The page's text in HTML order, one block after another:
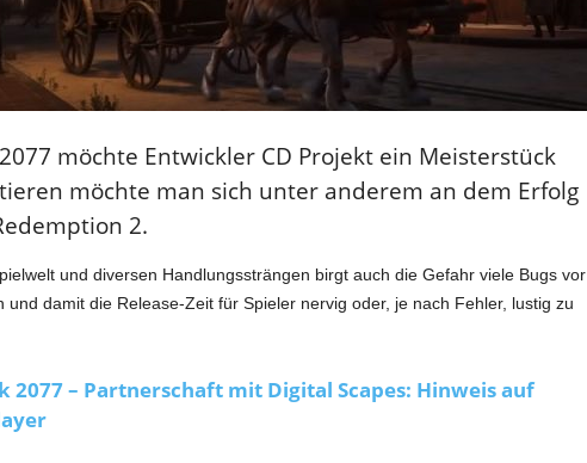
möchte Entwickler CD Projekt ein Meisterstück
möchte man sich unter anderem an dem Erfolg
2.
und diversen Handlungssträngen birgt auch die Gefahr viele Bugs vor
und damit die Release-Zeit für Spieler nervig oder, je nach Fehler, lustig zu
2077 – Partnerschaft mit Digital Scapes: Hinweis auf